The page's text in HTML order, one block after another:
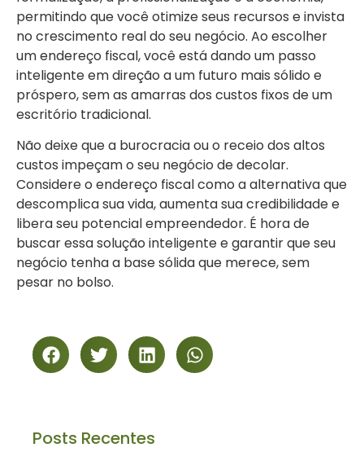
permitindo que você otimize seus recursos e invista
no crescimento real do seu negócio. Ao escolher
um endereço fiscal, você está dando um passo
inteligente em direção a um futuro mais sólido e
próspero, sem as amarras dos custos fixos de um
escritório tradicional.
Não deixe que a burocracia ou o receio dos altos
custos impeçam o seu negócio de decolar.
Considere o endereço fiscal como a alternativa que
descomplica sua vida, aumenta sua credibilidade e
libera seu potencial empreendedor. É hora de
buscar essa solução inteligente e garantir que seu
negócio tenha a base sólida que merece, sem
pesar no bolso.
Posts Recentes